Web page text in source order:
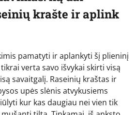
krašte ir aplink
pamatyti ir aplankyti šį plieninį
verta savo išvykai skirti visą
savaitgalį. Raseinių kraštas ir
upės slėnis atvykusiems
kur kas daugiau nei vien tik